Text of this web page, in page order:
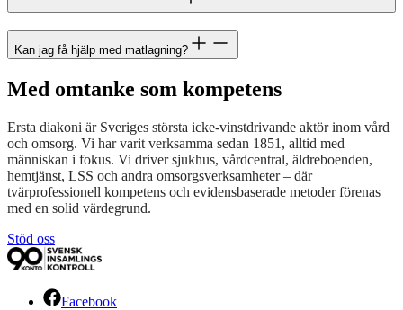
Kan jag få hjälp med matlagning?
Med omtanke som kompetens
Ersta diakoni är Sveriges största icke-vinstdrivande aktör inom vård
och omsorg. Vi har varit verksamma sedan 1851, alltid med
människan i fokus. Vi driver sjukhus, vårdcentral, äldreboenden,
hemtjänst, LSS och andra omsorgsverksamheter – där
tvärprofessionell kompetens och evidensbaserade metoder förenas
med en solid värdegrund.
Stöd oss
Facebook